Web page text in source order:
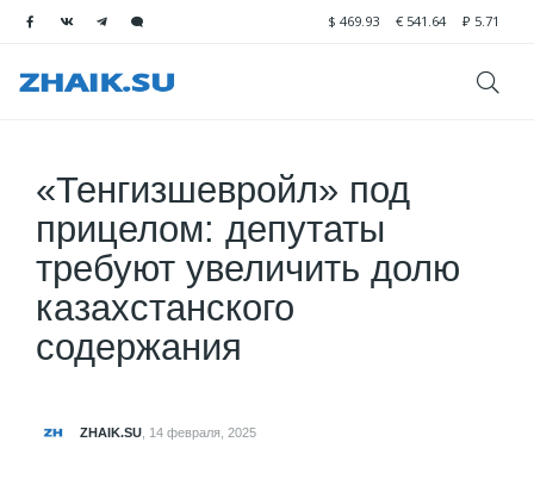
$ 469.93 € 541.64 ₽ 5.71
«Тенгизшевройл» под
прицелом: депутаты
требуют увеличить долю
казахстанского
содержания
ZHAIK.SU 14 февраля, 2025